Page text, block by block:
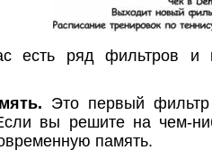
есть ряд фильтров и
Это первый
вы решите на чем-
память.